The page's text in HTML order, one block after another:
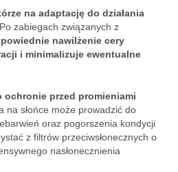
na adaptację do działania
Po zabiegach związanych z
nawilżenie cery
i minimalizuje ewentualne
ochronie przed promieniami
na słońce może prowadzić do
oraz pogorszenia kondycji
z filtrów przeciwsłonecznych o
nasłonecznienia